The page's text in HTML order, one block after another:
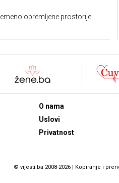
opremljene prostorije
O nama
Uslovi
Privatnost
© vijesti.ba 2008-2026 | Kopiranje i